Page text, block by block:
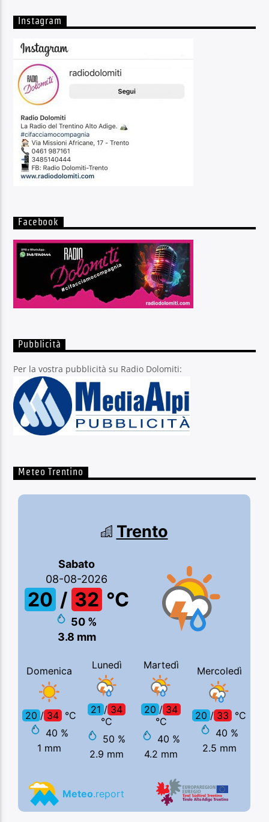
Instagram
Facebook
Pubblicità
Per la vostra pubblicità su Radio Dolomiti:
Meteo Trentino